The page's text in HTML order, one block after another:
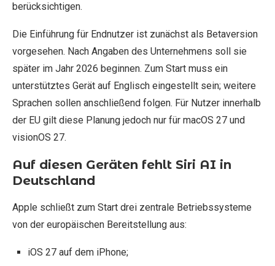
berücksichtigen.
Die Einführung für Endnutzer ist zunächst als Betaversion
vorgesehen. Nach Angaben des Unternehmens soll sie
später im Jahr 2026 beginnen. Zum Start muss ein
unterstütztes Gerät auf Englisch eingestellt sein; weitere
Sprachen sollen anschließend folgen. Für Nutzer innerhalb
der EU gilt diese Planung jedoch nur für macOS 27 und
visionOS 27.
Auf diesen Geräten fehlt Siri AI in
Deutschland
Apple schließt zum Start drei zentrale Betriebssysteme
von der europäischen Bereitstellung aus:
iOS 27 auf dem iPhone;